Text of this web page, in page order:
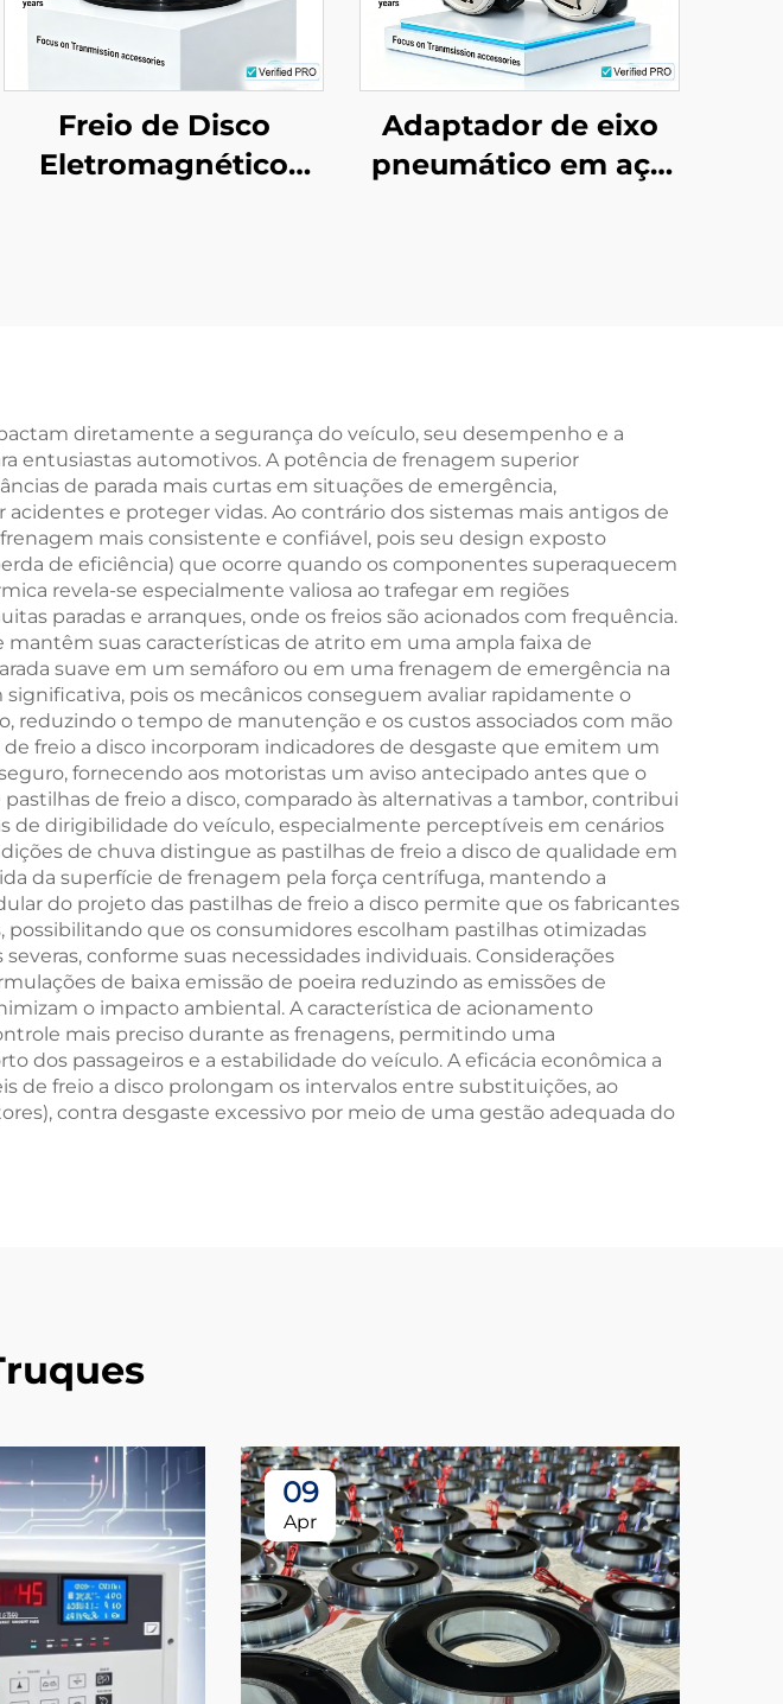
Freio de Disco
Eletromagnético
Adaptador de eixo
pneumático em aço
diretamente a segurança do veículo, seu desempenho e a
entusiastas automotivos. A potência de frenagem superior
de parada mais curtas em situações de emergência,
e proteger vidas. Ao contrário dos sistemas mais antigos de
mais consistente e confiável, pois seu design exposto
de eficiência) que ocorre quando os componentes superaquecem
revela-se especialmente valiosa ao trafegar em regiões
paradas e arranques, onde os freios são acionados com frequência.
suas características de atrito em uma ampla faixa de
suave em um semáforo ou em uma frenagem de emergência na
pois os mecânicos conseguem avaliar rapidamente o
reduzindo o tempo de manutenção e os custos associados com mão
freio a disco incorporam indicadores de desgaste que emitem um
fornecendo aos motoristas um aviso antecipado antes que o
de freio a disco, comparado às alternativas a tambor, contribui
de dirigibilidade do veículo, especialmente perceptíveis em cenários
de chuva distingue as pastilhas de freio a disco de qualidade em
da superfície de frenagem pela força centrífuga, mantendo a
do projeto das pastilhas de freio a disco permite que os fabricantes
que os consumidores escolham pastilhas otimizadas
conforme suas necessidades individuais. Considerações
de baixa emissão de poeira reduzindo as emissões de
o impacto ambiental. A característica de acionamento
mais preciso durante as frenagens, permitindo uma
dos passageiros e a estabilidade do veículo. A eficácia econômica a
de freio a disco prolongam os intervalos entre substituições, ao
contra desgaste excessivo por meio de uma gestão adequada do
09
Apr